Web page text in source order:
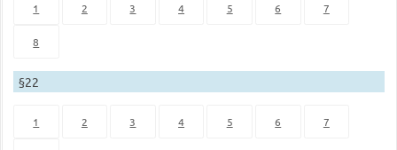
1 2 3 4 5 6 7
8
§22
1 2 3 4 5 6 7